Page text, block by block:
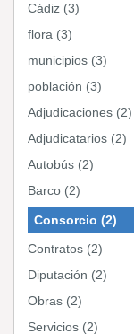
Cádiz (3)
flora (3)
municipios (3)
población (3)
Adjudicaciones (2)
Adjudicatarios (2)
Autobús (2)
Barco (2)
Consorcio (2)
Contratos (2)
Diputación (2)
Obras (2)
Servicios (2)